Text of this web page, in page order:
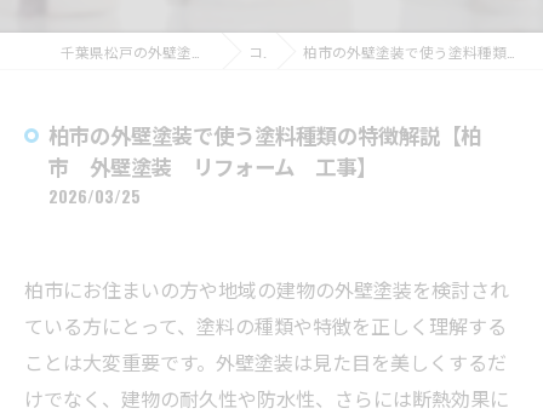
コラム 柏市の外壁塗装で使う塗料種類の特徴解説【柏市 外壁塗装 リフォーム 工事】
柏市の外壁塗装で使う塗料種類の特徴解説【柏
市 外壁塗装 リフォーム 工事】
2026/03/25
柏市にお住まいの方や地域の建物の外壁塗装を検討され
ている方にとって、塗料の種類や特徴を正しく理解する
ことは大変重要です。外壁塗装は見た目を美しくするだ
けでなく、建物の耐久性や防水性、さらには断熱効果に